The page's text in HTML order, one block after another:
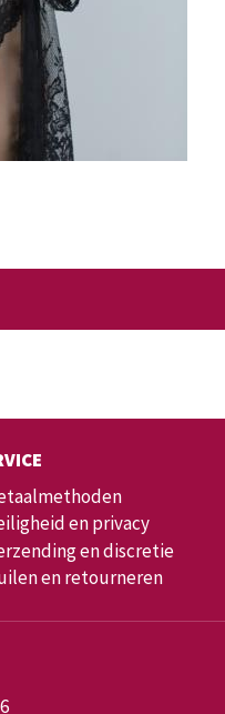
en privacy
en discretie
en retourneren